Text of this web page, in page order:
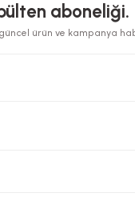
aboneliği.
ürün ve kampanya